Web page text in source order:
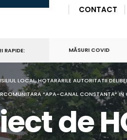
CONTACT
RAPIDE: MĂSURI COVID
LOCAL,HOTARARILE AUTORITATII
“APA-CANAL CONSTANTA” IN
de